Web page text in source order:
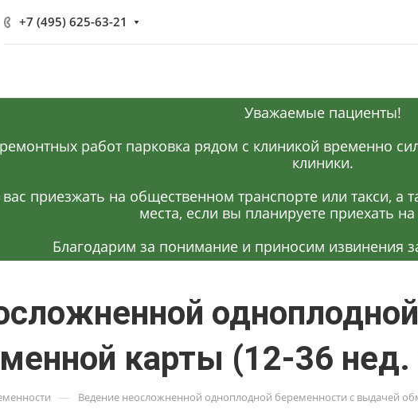
+7 (495) 625-63-21
Уважаемые пациенты!
работ парковка рядом с клиникой временно
клиники.
приезжать на общественном транспорте или такси, а
места, если вы планируете приехать
Благодарим за понимание и приносим извинения
карты (12-36 нед.
— Ведение неосложненной одноплодной беременности с выдачей